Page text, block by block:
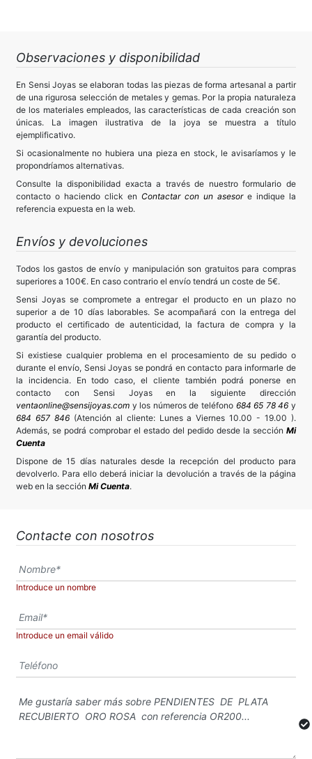
Observaciones y disponibilidad
En Sensi Joyas se elaboran todas las piezas de forma artesanal a partir
de una rigurosa selección de metales y gemas. Por la propia naturaleza
de los materiales empleados, las características de cada creación son
únicas. La imagen ilustrativa de la joya se muestra a título
ejemplificativo.
Si ocasionalmente no hubiera una pieza en stock, le avisaríamos y le
propondríamos alternativas.
Consulte la disponibilidad exacta a través de nuestro formulario de
contacto o haciendo click en Contactar con un asesor e indique la
referencia expuesta en la web.
Envíos y devoluciones
Todos los gastos de envío y manipulación son gratuitos para compras
superiores a 100€. En caso contrario el envío tendrá un coste de 5€.
Sensi Joyas se compromete a entregar el producto en un plazo no
superior a de 10 días laborables. Se acompañará con la entrega del
producto el certificado de autenticidad, la factura de compra y la
garantía del producto.
Si existiese cualquier problema en el procesamiento de su pedido o
durante el envío, Sensi Joyas se pondrá en contacto para informarle de
la incidencia. En todo caso, el cliente también podrá ponerse en
contacto con Sensi Joyas en la siguiente dirección
ventaonline@sensijoyas.com y los números de teléfono 684 65 78 46 y
684 657 846(Atención al cliente: Lunes a Viernes 10.00 - 19.00 ).
Además, se podrá comprobar el estado del pedido desde la sección Mi
Cuenta
Dispone de 15 días naturales desde la recepción del producto para
devolverlo. Para ello deberá iniciar la devolución a través de la página
web en la sección Mi Cuenta.
Contacte con nosotros
Introduce un nombre
Introduce un email válido